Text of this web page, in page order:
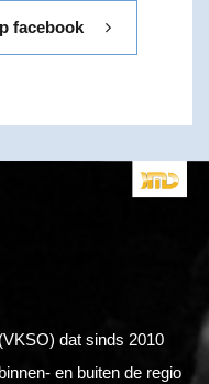
facebook
dat sinds 2010
en buiten de regio